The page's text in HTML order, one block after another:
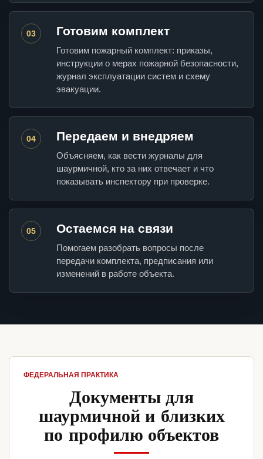
03 Готовим комплект
Готовим пожарный комплект: приказы,
инструкции о мерах пожарной безопасности,
журнал эксплуатации систем и схему
эвакуации.
04 Передаем и внедряем
Объясняем, как вести журналы для
шаурмичной, кто за них отвечает и что
показывать инспектору при проверке.
05 Остаемся на связи
Помогаем разобрать вопросы после
передачи комплекта, предписания или
изменений в работе объекта.
ФЕДЕРАЛЬНАЯ ПРАКТИКА
Документы для
шаурмичной и близких
по профилю объектов